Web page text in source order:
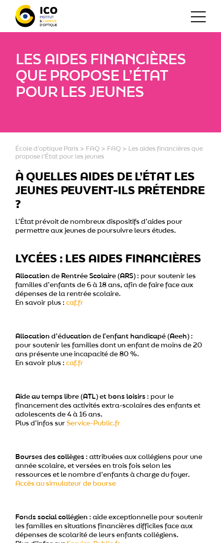
LES AIDES FINANCIÈRES
QUE PROPOSE L’ÉTAT
POUR LES JEUNES
École d'optique Paris > FAQ > FAQ >
Les aides financières que
propose l’État pour les jeunes
À QUELLES AIDES DE L’ÉTAT LES
JEUNES PEUVENT-ILS PRÉTENDRE
?
L’État prévoit de nombreux dispositifs d’aides pour
permettre aux jeunes de poursuivre leurs études.
LYCÉES : LES AIDES FINANCIÈRES
Allocation de Rentrée Scolaire (ARS) : pour soutenir les
familles d’enfants de 6 à 18 ans, afin de faire face aux
dépenses de la rentrée scolaire.
En savoir plus :caf.fr
Allocation d’éducation de l’enfant handicapé (Aeeh) :
pour soutenir les familles dont un enfant de moins de 20
ans présente une incapacité de 80 %.
En savoir plus :caf.fr
Aide au temps libre (ATL) et bons loisirs : pour le
financement des activités extra-scolaires des enfants et
adolescents de 4 à 16 ans.
Plus d’infos surService-Public.fr
Bourses des collèges : attribuées aux collégiens pour une
année scolaire, et versées en trois fois selon les
ressources et le nombre d’enfants à charge du foyer.
Accès au simulateur de bourse
Fonds social collégien : aide exceptionnelle pour soutenir
les familles en situations financières difficiles face aux
dépenses de scolarité de leurs enfants collégiens.